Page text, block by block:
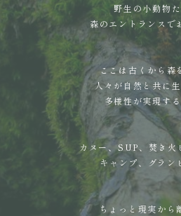
野生の小動物
森のエントランスで
ここは古くから森
人々が自然と共に
多様性が実現する
カヌー、SUP、焚き火
キャンプ、グラ
ちょっと現実から